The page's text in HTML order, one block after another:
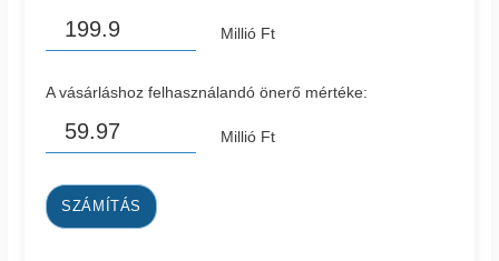
Millió Ft
A vásárláshoz felhasználandó önerő mértéke:
Millió Ft
SZÁMÍTÁS